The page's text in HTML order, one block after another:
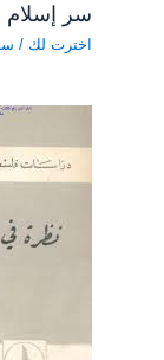
سر إسلام
اخترت لك /